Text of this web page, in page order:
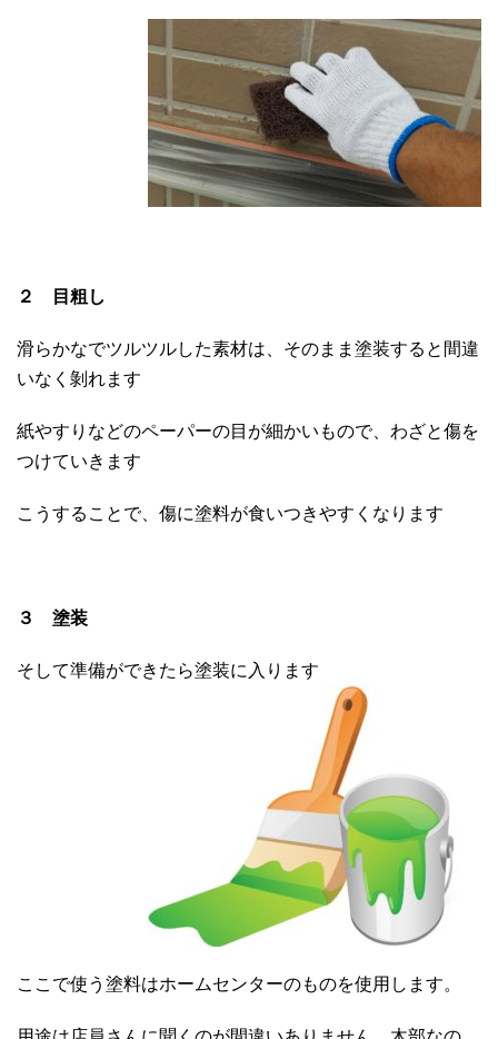
２ 目粗し
滑らかなでツルツルした素材は、そのまま塗装すると間違
いなく剝れます
紙やすりなどのペーパーの目が細かいもので、わざと傷を
つけていきます
こうすることで、傷に塗料が食いつきやすくなります
３ 塗装
そして準備ができたら塗装に入ります
ここで使う塗料はホームセンターのものを使用します。